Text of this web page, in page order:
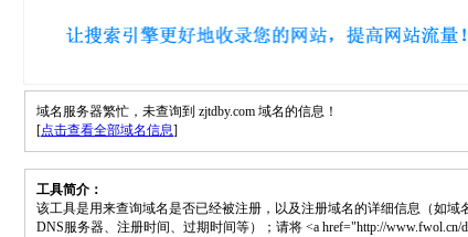
域名服务器繁忙，未查询到 zjtdby.com 域名的信息！
[点击查看全部域名信息]
工具简介：
该工具是用来查询域名是否已经被注册，以及注册域名的详细信息（如
DNS服务器、注册时间、过期时间等）；请将 <a href="http://www.fwol.cn/